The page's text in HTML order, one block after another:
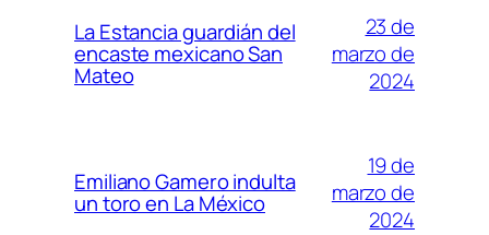
La Estancia guardián del
encaste mexicano San
Mateo
23 de
marzo de
2024
Emiliano Gamero indulta
un toro en La México
19 de
marzo de
2024